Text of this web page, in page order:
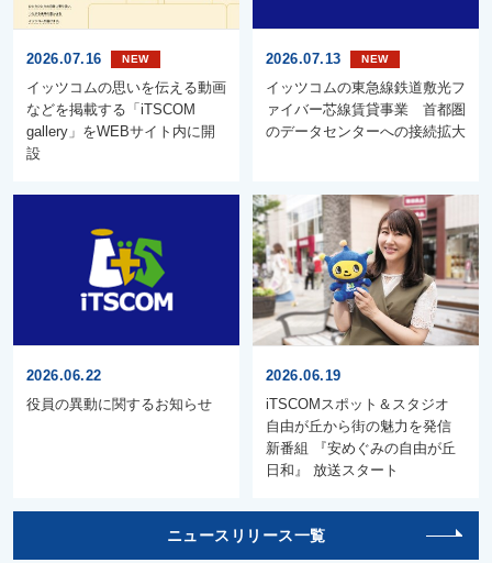
2026.07.16
イッツコムの思いを伝える動画
などを掲載する「iTSCOM
gallery」をWEBサイト内に開
設
2026.07.13
イッツコムの東急線鉄道敷光フ
ァイバー芯線賃貸事業 首都圏
のデータセンターへの接続拡大
2026.06.22
役員の異動に関するお知らせ
2026.06.19
iTSCOMスポット＆スタジオ
自由が丘から街の魅力を発信
新番組 『安めぐみの自由が丘
日和』 放送スタート
ニュースリリース一覧